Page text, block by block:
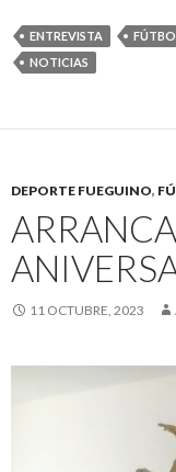
ENTREVISTA
NOTICIAS
DEPORTE FUEGUINO,
11 OCTUBRE, 2023